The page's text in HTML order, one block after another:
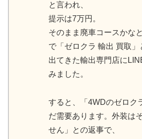
と言われ、
提示は7万円。
そのまま廃車コースかな
で「ゼロクラ 輸出 買取」
出てきた輸出専門店に
みました。
すると、「4WDのゼロク
だ需要あります。外装は
せん」との返事で、